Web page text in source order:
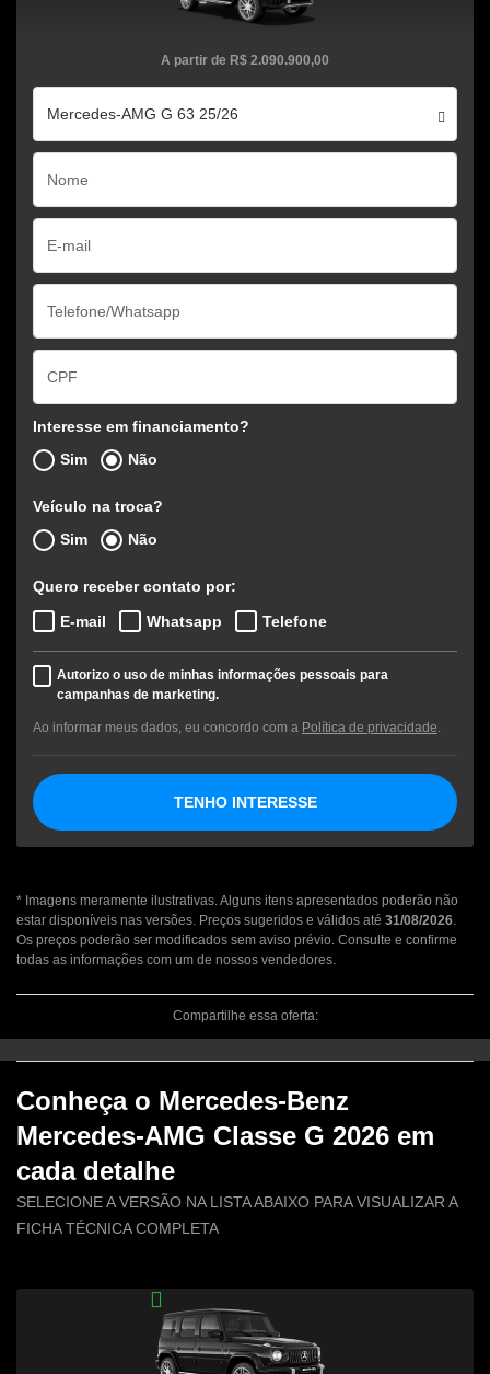
* Imagens meramente ilustrativas. Alguns itens apresentados poderão não
estar disponíveis nas versões. Preços sugeridos e válidos até 31/08/2026
Os preços poderão ser modificados sem aviso prévio. Consulte e confirme
todas as informações com um de nossos vendedores.
Compartilhe essa oferta:
A partir de R$ 2.090.900,00
Mercedes-AMG G 63 25/26
Interesse em financiamento?
Sim
Não
Veículo na troca?
Sim
Não
Quero receber contato por:
E-mail
Whatsapp Telefone
Autorizo o uso de minhas informações pessoais para
campanhas de marketing.
Ao informar meus dados, eu concordo com a Política de privacidade
TENHO INTERESSE
Conheça o Mercedes-Benz
Mercedes-AMG Classe G 2026 em
cada detalhe
SELECIONE A VERSÃO NA LISTA ABAIXO PARA VISUALIZAR A
FICHA TÉCNICA COMPLETA